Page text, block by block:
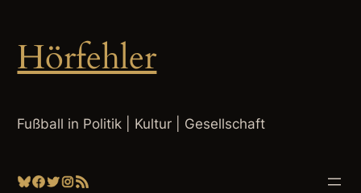
springen
Hörfehler
Fußball in Politik | Kultur | Gesellschaft
Bluesky
Facebook
Twitter
Instagram
RSS-Feed